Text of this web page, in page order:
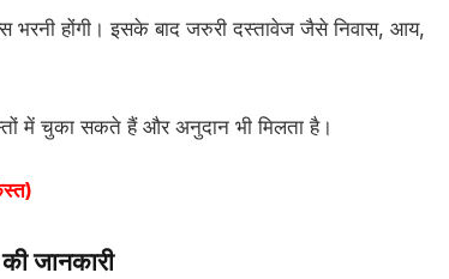
भरनी होंगी। इसके बाद जरुरी दस्तावेज जैसे निवास, आय,
में चुका सकते हैं और अनुदान भी मिलता है।
जानकारी